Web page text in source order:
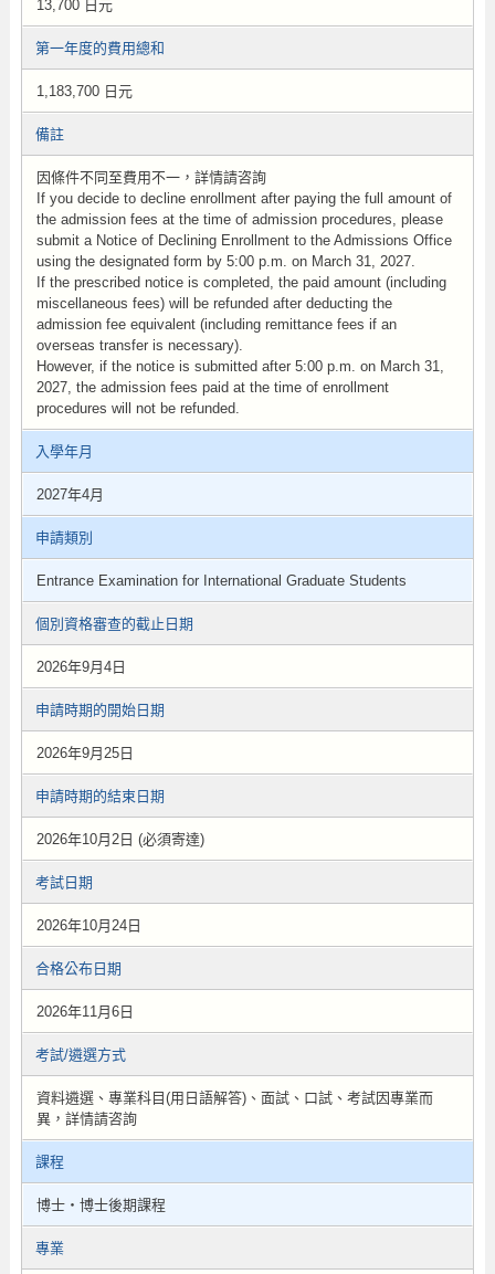
13,700 日元
第一年度的費用總和
1,183,700 日元
備註
因條件不同至費用不一，詳情請咨詢
If you decide to decline enrollment after paying the full amount of
the admission fees at the time of admission procedures, please
submit a Notice of Declining Enrollment to the Admissions Office
using the designated form by 5:00 p.m. on March 31, 2027.
If the prescribed notice is completed, the paid amount (including
miscellaneous fees) will be refunded after deducting the
admission fee equivalent (including remittance fees if an
overseas transfer is necessary).
However, if the notice is submitted after 5:00 p.m. on March 31,
2027, the admission fees paid at the time of enrollment
procedures will not be refunded.
入學年月
2027年4月
申請類別
Entrance Examination for International Graduate Students
個別資格審查的截止日期
2026年9月4日
申請時期的開始日期
2026年9月25日
申請時期的結束日期
2026年10月2日 (必須寄達)
考試日期
2026年10月24日
合格公布日期
2026年11月6日
考試/遴選方式
資料遴選、專業科目(用日語解答)、面試、口試、考試因專業而
異，詳情請咨詢
課程
博士・博士後期課程
專業